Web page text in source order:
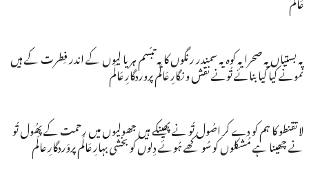
یہ بستیاں یہ صحرا یہ کوہ یہ سمندر رنگوں کا یہ تبّسم ہریا لیوں کے اندر فِطرت کے ہیں
نمونے کیا کیا بنائے تُونے نقش و نگارِ عَالَم پروردگارِ عَالَم
لا تقنطو کا ہم کو دے کر اصُول تُو نے پھینکے ہیں جھولیوں میں رحمت کے پھُول تُو
نے چھینا ہے مُشکلوں کو سُو کھے ہُوئے دِلوں کو بخشی بہارِ عَالَم پروَردگارِ عالَم